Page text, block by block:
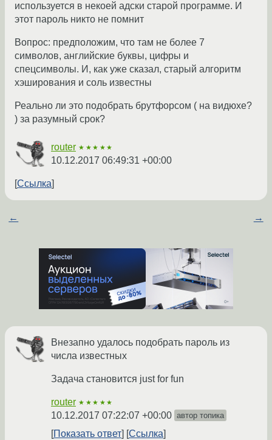
используется в некоей адски старой программе. И
этот пароль никто не помнит
Вопрос: предположим, что там не более 7
символов, английские буквы, цифры и
спецсимволы. И, как уже сказал, старый алгоритм
хэширования и соль известны
Реально ли это подобрать брутфорсом ( на видюхе?
) за разумный срок?
router ★★★★★
10.12.2017 06:49:31 +00:00
Ссылка
← →
Внезапно удалось подобрать пароль из
числа известных
Задача становится just for fun
router ★★★★★
10.12.2017 07:22:07 +00:00 автор топика
Показать ответ Ссылка